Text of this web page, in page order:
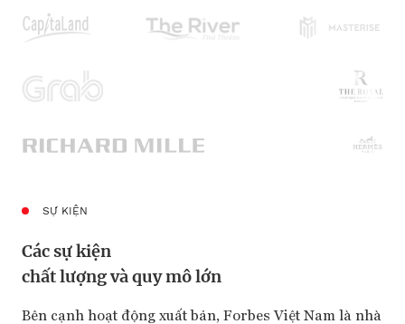
SỰ KIỆN
Các sự kiện
chất lượng và quy mô lớn
Bên cạnh hoạt động xuất bản, Forbes Việt Nam là nhà